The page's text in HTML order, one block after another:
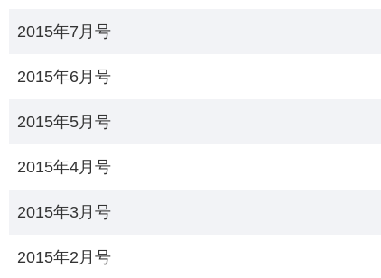
2015年7月号
2015年6月号
2015年5月号
2015年4月号
2015年3月号
2015年2月号